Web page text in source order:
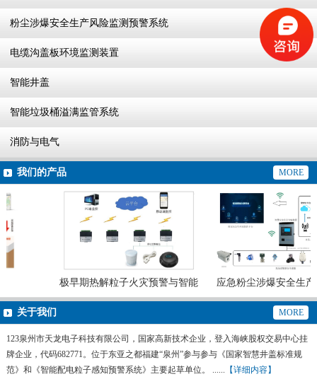
粉尘涉爆安全生产风险监测预警系统
电缆沟盖板环境监测装置
智能井盖
智能垃圾桶溢满监管系统
消防与电气
我们的产品 MORE
极早期热解粒子火灾预警与智能
灭火系统
应急粉尘涉爆安全生产
预警系统
关于我们
MORE
123泉州市天龙电子科技有限公司，国家高新技术企业，登入海峡股权交易中心挂
牌企业，代码682771。位于东亚之都福建“泉州”参与参与《国家智慧井盖标准规
范》和《智能配电粒子感知预警系统》主要起草单位。 ...... 【详细内容】